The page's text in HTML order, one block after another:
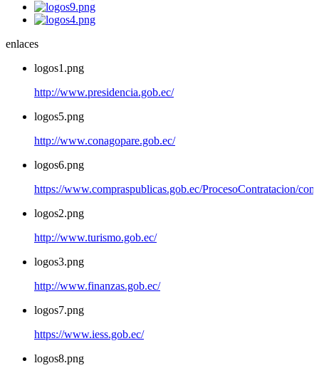
enlaces
logos1.png
http://www.presidencia.gob.ec/
logos5.png
http://www.conagopare.gob.ec/
logos6.png
https://www.compraspublicas.gob.ec/ProcesoContratacion/
logos2.png
http://www.turismo.gob.ec/
logos3.png
http://www.finanzas.gob.ec/
logos7.png
https://www.iess.gob.ec/
logos8.png